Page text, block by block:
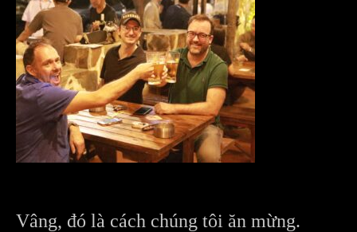
Vâng, đó là cách chúng tôi ăn mừng.